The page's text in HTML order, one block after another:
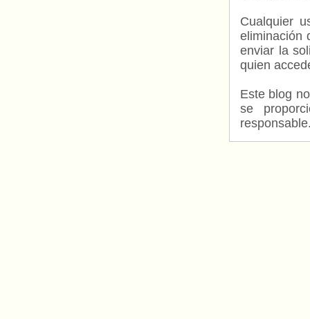
Cualquier
eliminación
enviar la
quien
Este blog
se